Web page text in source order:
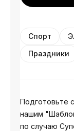
Спорт
Праздники
Подготовьте
нашим
по случаю